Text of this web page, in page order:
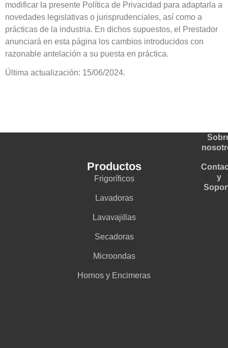
modificar la presente Política de Privacidad para adaptarla a
novedades legislativas o jurisprudenciales, así como a
prácticas de la industria. En dichos supuestos, el Prestador
anunciará en esta página los cambios introducidos con
razonable antelación a su puesta en práctica.
Última actualización: 15/06/2024.
Productos
Frigoríficos
Lavadoras
Lavavajillas
Secadoras
Microondas
Hornos y Encimeras
y